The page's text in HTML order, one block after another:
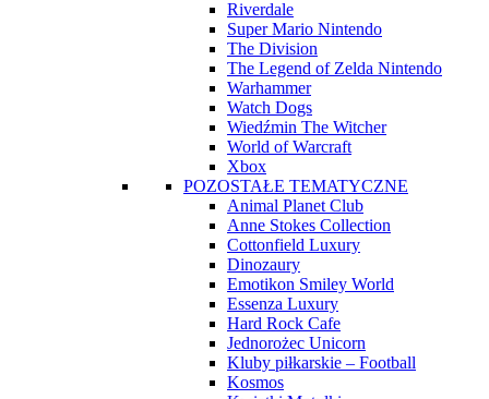
Riverdale
Super Mario Nintendo
The Division
The Legend of Zelda Nintendo
Warhammer
Watch Dogs
Wiedźmin The Witcher
World of Warcraft
Xbox
POZOSTAŁE TEMATYCZNE
Animal Planet Club
Anne Stokes Collection
Cottonfield Luxury
Dinozaury
Emotikon Smiley World
Essenza Luxury
Hard Rock Cafe
Jednorożec Unicorn
Kluby piłkarskie – Football
Kosmos